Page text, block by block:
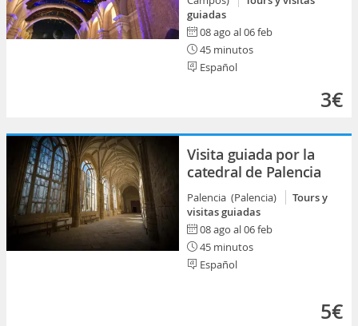
guiadas
08 ago al 06 feb
45 minutos
Español
3€
Visita guiada por la
catedral de Palencia
Palencia (Palencia)
Tours y
visitas guiadas
08 ago al 06 feb
45 minutos
Español
5€